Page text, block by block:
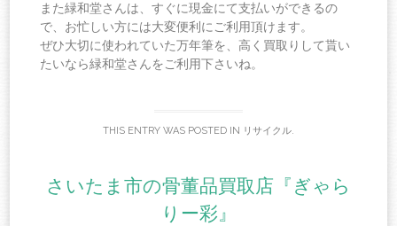
また緑和堂さんは、すぐに現金にて支払いができるの
で、お忙しい方には大変便利にご利用頂けます。
ぜひ大切に使われていた万年筆を、高く買取りして貰い
たいなら緑和堂さんをご利用下さいね。
THIS ENTRY WAS POSTED IN リサイクル.
さいたま市の骨董品買取店『ぎゃら
りー彩』